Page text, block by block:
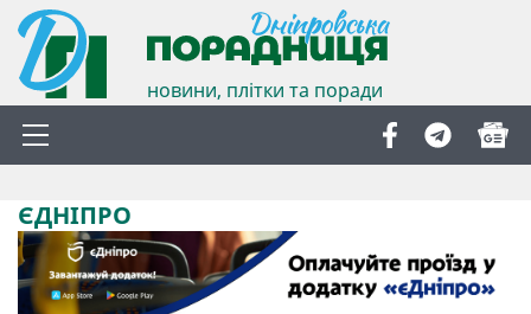
новини, плітки та поради
ЄДНІПРО